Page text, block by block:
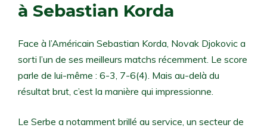
à Sebastian Korda
Face à l’Américain Sebastian Korda, Novak Djokovic a
sorti l’un de ses meilleurs matchs récemment. Le score
parle de lui-même : 6-3, 7-6(4). Mais au-delà du
résultat brut, c’est la manière qui impressionne.
Le Serbe a notamment brillé au service, un secteur de